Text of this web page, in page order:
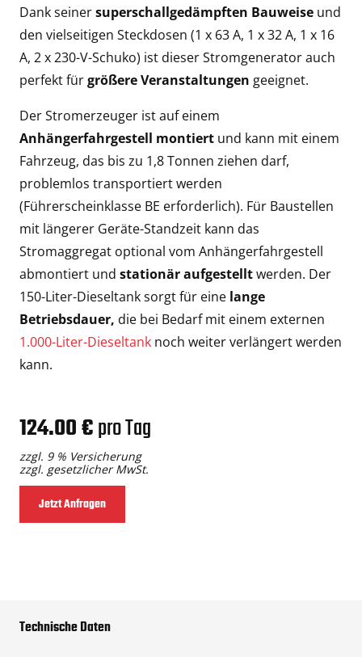
Dank seinersuperschallgedämpften Bauweise und
den vielseitigen Steckdosen (1 x 63 A, 1 x 32 A, 1 x 16
A, 2 x 230-V-Schuko) ist dieser Stromgenerator auch
perfekt fürgrößere Veranstaltungen geeignet.
Der Stromerzeuger ist auf einem
Anhängerfahrgestell montiert und kann mit einem
Fahrzeug, das bis zu 1,8 Tonnen ziehen darf,
problemlos transportiert werden
(Führerscheinklasse BE erforderlich). Für Baustellen
mit längerer Geräte-Standzeit kann das
Stromaggregat optional vom Anhängerfahrgestell
abmontiert und stationär aufgestelltwerden. Der
150-Liter-Dieseltank sorgt für eine lange
Betriebsdauer, die bei Bedarf mit einem externen
1.000-Liter-Dieseltank noch weiter verlängert werden
kann.
124.00 €pro Tag
zzgl. 9 % Versicherung
zzgl. gesetzlicher MwSt.
Jetzt Anfragen
Technische Daten